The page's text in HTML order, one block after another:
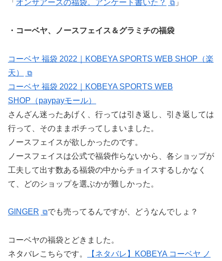
「 オンザアースの福袋。アンケート書いた？ 」
・コーベヤ、ノースフェイス＆グラミチの福袋
コーベヤ 福袋 2022｜KOBEYA SPORTS WEB SHOP（楽
天）
コーベヤ 福袋 2022｜KOBEYA SPORTS WEB
SHOP（paypayモール）
さんざん迷ったあげく、行っては引き返し、引き返しては
行って、そのままポチってしまいました。
ノースフェイスが欲しかったのです。
ノースフェイスは公式で福袋作らないから、各ショップが
工夫して出す数ある福袋の中からチョイスするしかなく
て、どのショップを選ぶかが難しかった。
GINGER でも売ってるんですが、どうなんでしょ？
コーベヤの福袋とどきました。
ネタバレこちらです。
【ネタバレ】KOBEYA コーベヤ ノ